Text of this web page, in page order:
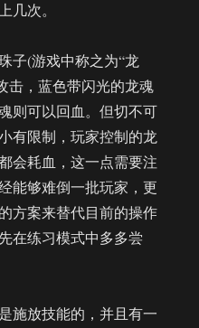
几次。
子(游戏中称之为“龙
击，蓝色带闪光的龙魂
则可以回血。但切不可
有限制，玩家控制的龙
会耗血，这一点需要注
能够难倒一批玩家，更
方案来替代目前的操作
在练习模式中多多尝
施放技能的，并且有一